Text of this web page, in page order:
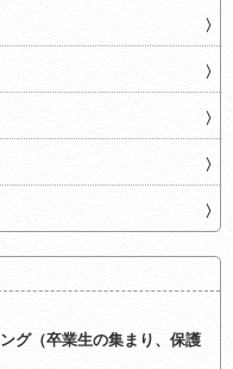
グ（卒業生の集まり、保護